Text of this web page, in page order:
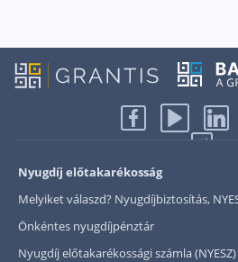
Nyugdíj előtakarékosság
Melyiket válaszd? Nyugdíjbiztosítás,
Önkéntes nyugdíjpénztár
Nyugdíj előtakarékossági számla (NYESZ)